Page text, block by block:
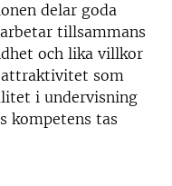
delar goda
tillsammans
och lika villkor
som
i undervisning
kompetens tas